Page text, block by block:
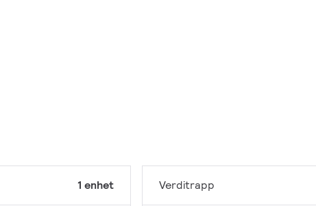
1 enhet Verditrapp